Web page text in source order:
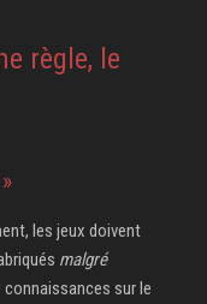
règle, le
les jeux doivent
malgré
connaissances sur le